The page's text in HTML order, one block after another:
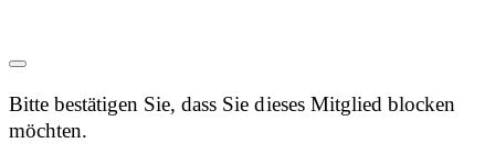
Bitte bestätigen Sie, dass Sie dieses Mitglied blocken
möchten.